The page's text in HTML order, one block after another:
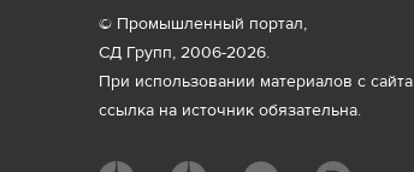
© Промышленный портал,
СД Групп, 2006-2026.
При использовании материалов с сайта
ссылка на источник обязательна.